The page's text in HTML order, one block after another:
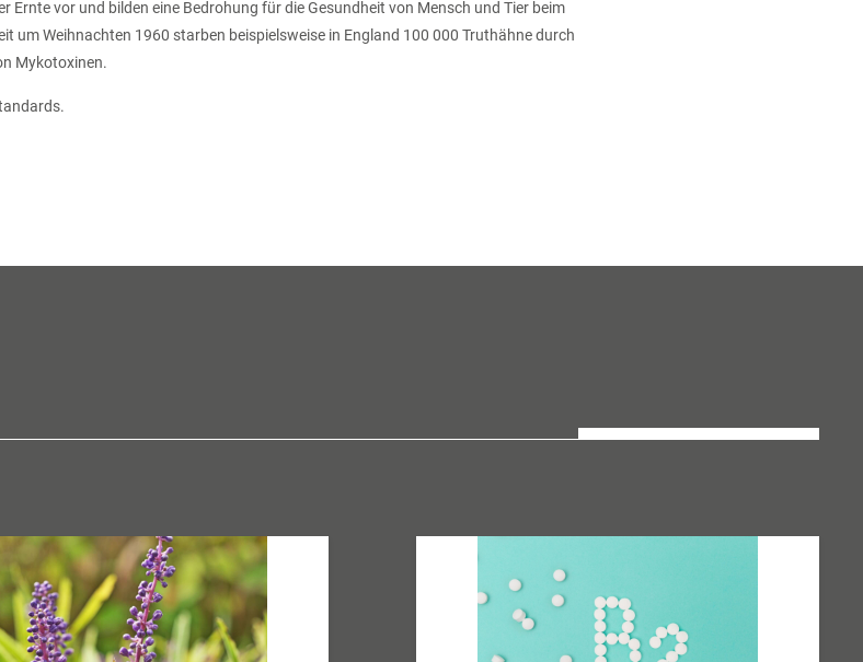
Ernte vor und bilden eine Bedrohung für die Gesundheit von Mensch und Tier beim
um Weihnachten 1960 starben beispielsweise in England 100 000 Truthähne durch
Mykotoxinen.